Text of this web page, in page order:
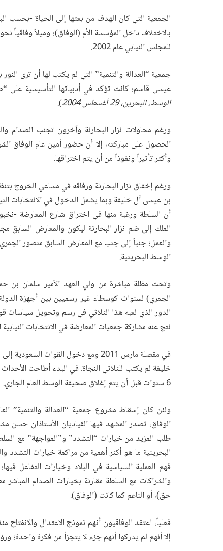
الجمعية التي كان الهدف من بعثها إلى الحياة -
بالاختلاف داخل المؤسسة الأم (الوفاق)؛ وميلاً وفاقياً
للمجلس النيابي عام 2002.
جمعية “العدالة والتنمية” التي لم يكتب لها أن ترى
عيسى قاسم؛ كانت تؤكد في أدبياتها التأسيسية
الوسط، البحرين، 29 أغسطس 2004
).
ورغم محاولات نزار البحارنة وآخرون تجنب الصدام
الحصول على مباركته، إلا أن حضور أمين عام
وأكثر تأثيراً ونفوذاً من أن يتم اختراقها.
ورغم إخفاق نزار البحارنة ورفاقه في مساعي الخروج
بن عيسى آل خليفة وبما يشمل الدخول في الانتخابات
أن السلطة ورغبة منها في اختراق شارع المعارضة -
الملك إلى ضم نزار البحارنة ليكون والمعارض السابق
والعمل؛ جنباً إلى جنب مع المعارض السابق منصور
الوسط البحرينية.
وتحت مظلة مباشرة من ولي العهد الأمير سلمان بن
الجمري) لسنوات كوسطاء غير رسميين بين أجهزة
الدور الذي لعبه هذا الثلاثي في رسم وتحويل سياسات
نتج عنه مشاركة جمعيات المعارضة في الانتخابات النيابية العام 2006 والعام 2010 على
في مقصلة مارس 2011 ومع دخول القوات
خليفة لم يكتب للثلاثي النجاة. في البدء أطاحت
6 سنوات قبل أن يتم إغلاق صحيفة الوسط العام الجاري.
الوفاق، تصدر المشهد فيها القياديان الأستاذان
طلب المزيد من خيارات “التشدد” و”المواجهة” مع
البحرينية ما هو أكثر أهمية من مراكمة خيارات التشدد
فهم العملية السياسية في البلاد وخيارات التفاعل
والشراكات مع السلطة مقارنة بخيارات الصدام
حق)، أو الناعم كما كانت (الوفاق).
إلا أنهم لم يدركوا أنهم جزء لا يتجزأ من فكرة واحدة؛